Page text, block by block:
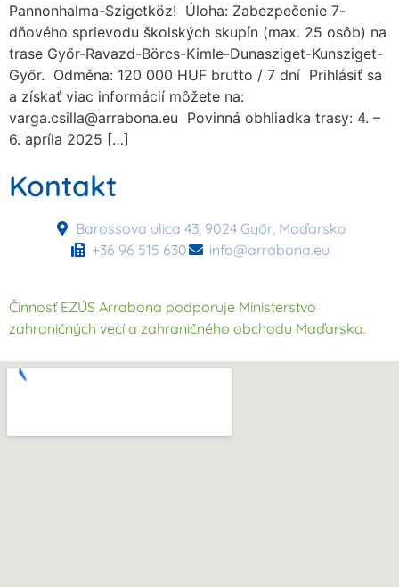
Pannonhalma-Szigetköz! Úloha: Zabezpečenie 7-
dňového sprievodu školských skupín (max. 25 osôb) na
trase Győr-Ravazd-Börcs-Kimle-Dunasziget-Kunsziget-
Győr. Odměna: 120 000 HUF brutto / 7 dní Prihlásiť sa
a získať viac informácií môžete na:
varga.csilla@arrabona.eu Povinná obhliadka trasy: 4. –
6. apríla 2025 […]
Kontakt
Barossova ulica 43, 9024 Győr, Maďarsko
+36 96 515 630
info@arrabona.eu
Činnosť EZÚS Arrabona podporuje Ministerstvo
zahraničných vecí a zahraničného obchodu Maďarska.